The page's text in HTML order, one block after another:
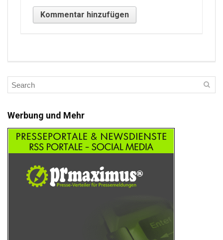
Werbung und Mehr